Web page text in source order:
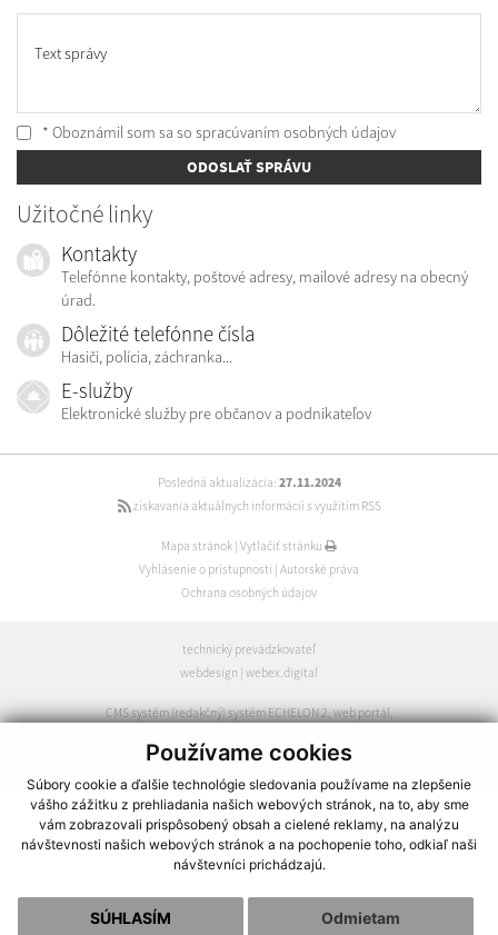
Používame cookies
Súbory cookie a ďalšie technológie sledovania používame na zlepšenie
vášho zážitku z prehliadania našich webových stránok, na to, aby sme
vám zobrazovali prispôsobený obsah a cielené reklamy, na analýzu
návštevnosti našich webových stránok a na pochopenie toho, odkiaľ naši
návštevníci prichádzajú.
SÚHLASÍM Odmietam
Text správy
* Oboznámil som sa so spracúvaním osobných údajov
ODOSLAŤ SPRÁVU
Užitočné linky
Kontakty
Telefónne kontakty, poštové adresy, mailové adresy na obecný
úrad.
Dôležité telefónne čísla
Hasiči, polícia, záchranka...
E-služby
Elektronické služby pre občanov a podnikateľov
Posledná aktualizácia: 27.11.2024
získavania aktuálnych informácií s využitím RSS
Mapa stránok Vytlačiť stránku
Vyhlásenie o prístupnosti Autorské práva
Ochrana osobných údajov
technický prevádzkovateľ
webdesign webex.digital
CMS systém (redakčný) systém ECHELON 2,web portál,
spoločnosť webex.digital